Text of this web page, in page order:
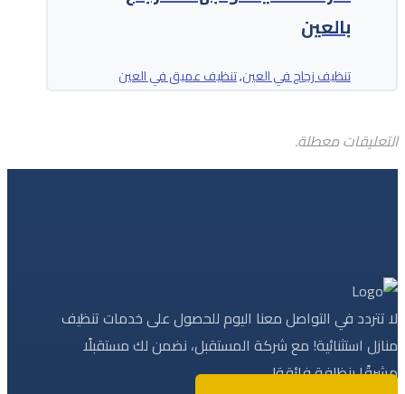
بالعين
تنظيف زجاج في العين,تنظيف عميق في العين
التعليقات معطلة.
لا تتردد في التواصل معنا اليوم للحصول على خدمات تنظيف
منازل استثنائية! مع شركة المستقبل، نضمن لك مستقبلًا
مشرقًا بنظافة فائقة!